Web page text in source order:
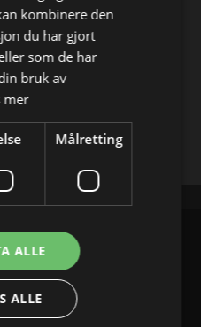
X E-mail
kombinere den
du har gjort
som de har
bruk av
mer
Målretting
ALLE
ALLE